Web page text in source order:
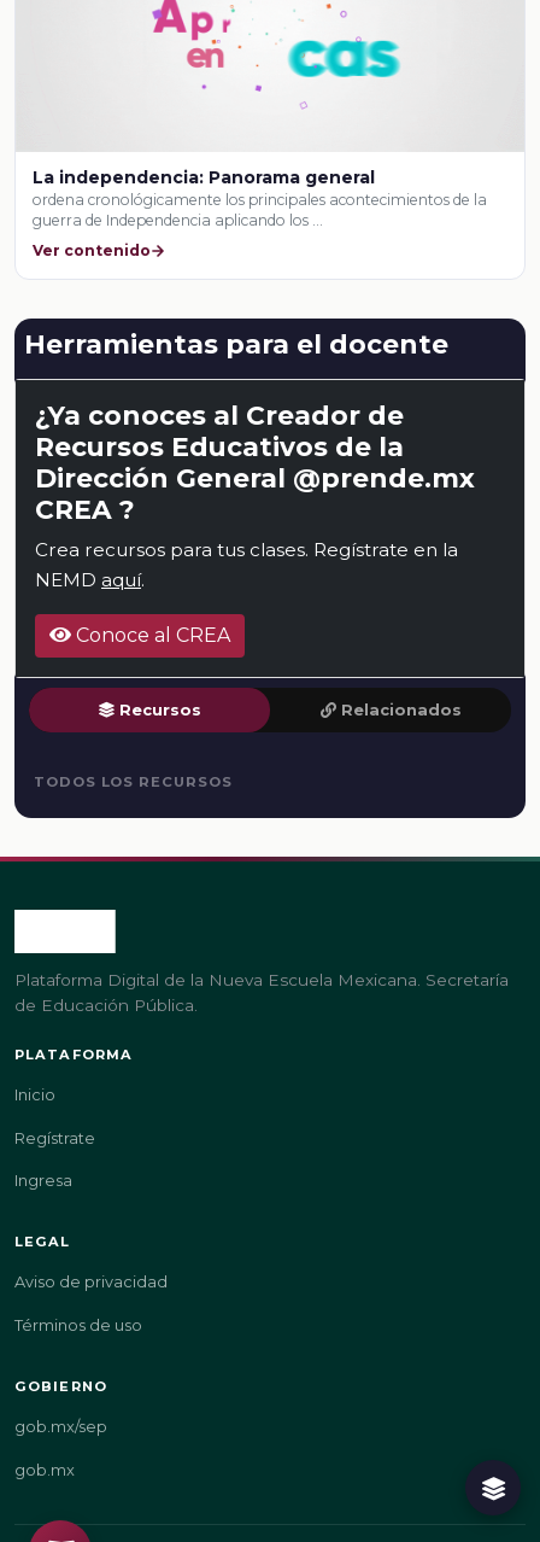
La independencia: Panorama general
ordena cronológicamente los principales acontecimientos de la
guerra de Independencia aplicando los …
Ver contenido
Herramientas para el docente
¿Ya conoces al Creador de
Recursos Educativos de la
Dirección General @prende.mx
CREA ?
Crea recursos para tus clases. Regístrate en la
NEMD aquí.
Conoce al CREA
Recursos Relacionados
TODOS LOS RECURSOS
Plataforma Digital de la Nueva Escuela Mexicana. Secretaría
de Educación Pública.
PLATAFORMA
Inicio
Regístrate
Ingresa
LEGAL
Aviso de privacidad
Términos de uso
GOBIERNO
gob.mx/sep
gob.mx